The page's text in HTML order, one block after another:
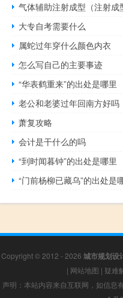
气体辅助注射成型（注射成
大专自考需要什么
属蛇过年穿什么颜色内衣
怎么写自己的主要事迹
“华表鹤重来”的出处是哪里
老公和老婆过年回南方好吗
萧复攻略
会计是干什么的吗
“到时闻暮钟”的出处是哪里
“门前杨柳已藏乌”的出处是
Copyright © 2012 - 2026 城市规划设
| 网站地图 | 疑难
声明：本站内容来自互联网，如信息